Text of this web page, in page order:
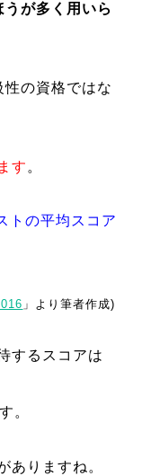
が多く用いら
の資格ではな
す 。
トの平均スコア
」より筆者作成)
するスコアは
。
ありますね。